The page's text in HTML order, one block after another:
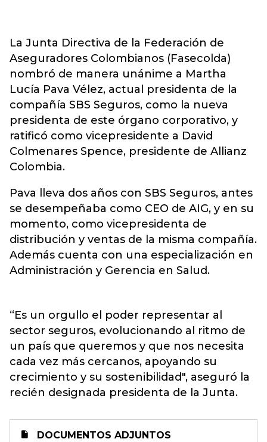
La Junta Directiva de la Federación de
Aseguradores Colombianos (Fasecolda)
nombró de manera unánime a Martha
Lucía Pava Vélez, actual presidenta de la
compañía SBS Seguros, como la nueva
presidenta de este órgano corporativo, y
ratificó como vicepresidente a David
Colmenares Spence, presidente de Allianz
Colombia.
Pava lleva dos años con SBS Seguros, antes
se desempeñaba como CEO de AIG, y en su
momento, como vicepresidenta de
distribución y ventas de la misma compañía.
Además cuenta con una especialización en
Administración y Gerencia en Salud.
“Es un orgullo el poder representar al
sector seguros, evolucionando al ritmo de
un país que queremos y que nos necesita
cada vez más cercanos, apoyando su
crecimiento y su sostenibilidad", aseguró la
recién designada presidenta de la Junta.
DOCUMENTOS ADJUNTOS